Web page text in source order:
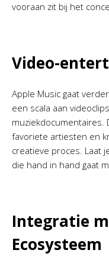
vooraan zit bij het
Video-
Apple Music gaat
een scala aan
muziekdocumentaires.
favoriete artiesten en
creatieve proces. Laat
die hand in hand gaat
Integratie
Ecosysteem